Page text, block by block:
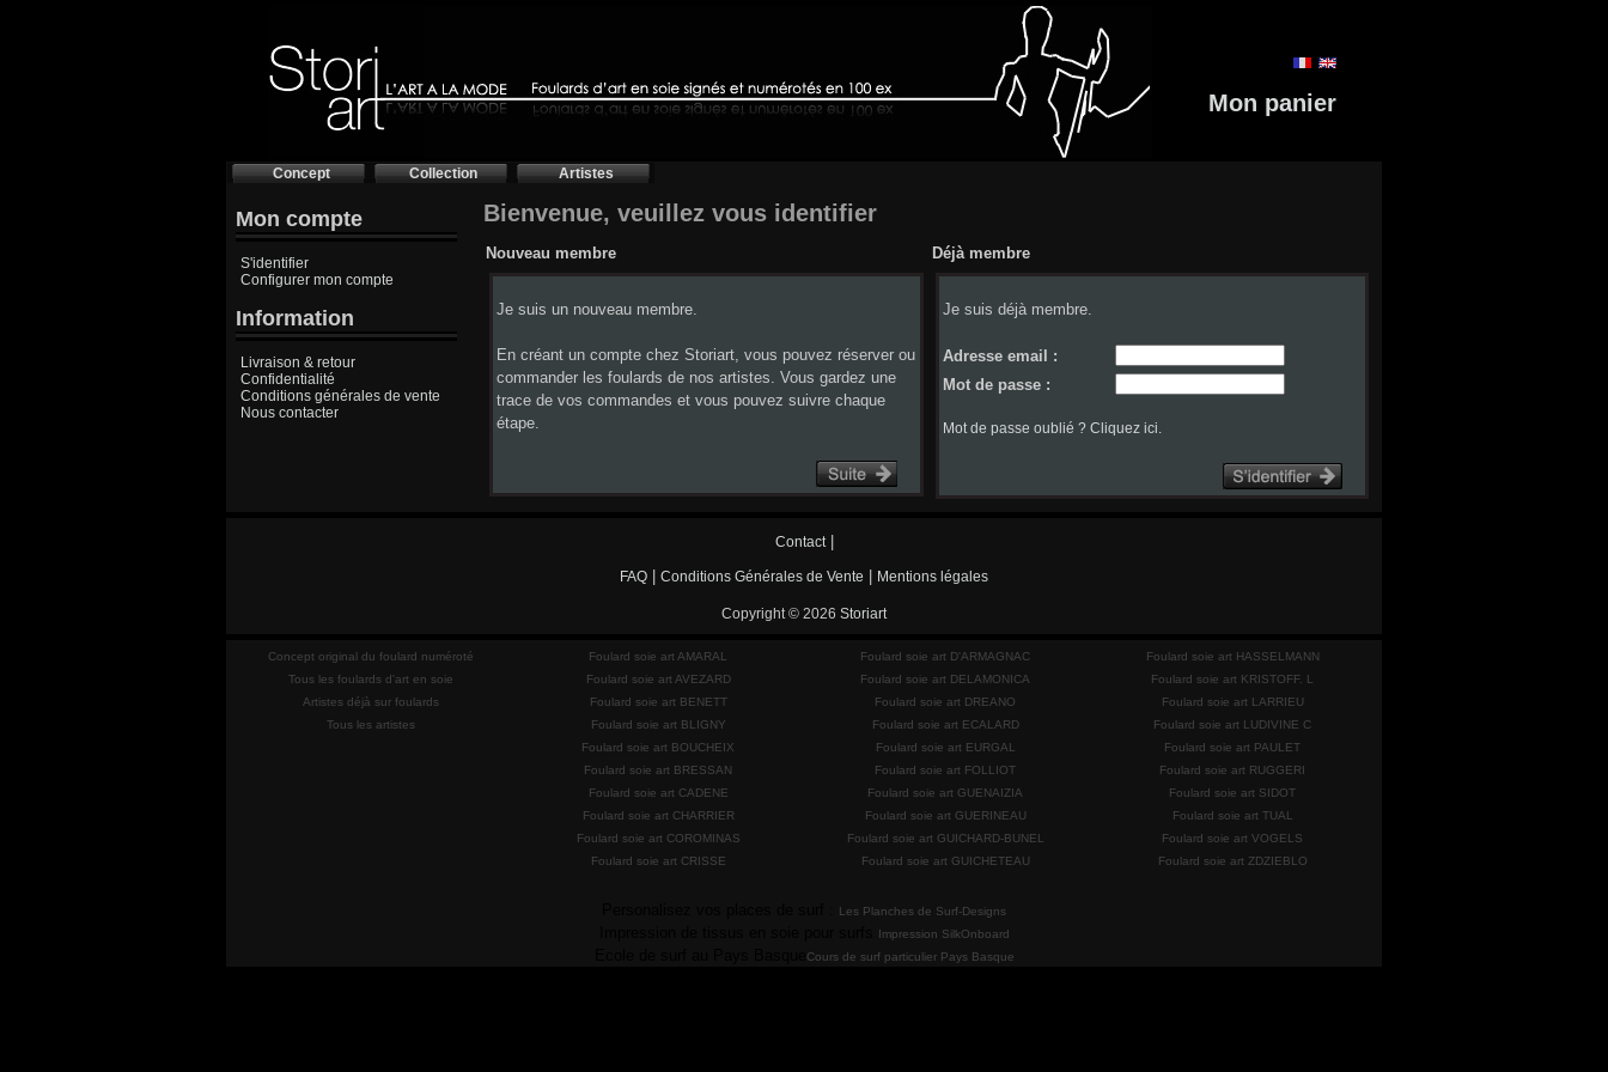
Mon panier
Concept Collection Artistes
Mon compte
S'identifier
Configurer mon compte
Information
Livraison & retour
Confidentialité
Conditions générales de vente
Nous contacter
Bienvenue, veuillez vous identifier
Nouveau membre Déjà membre
Je suis un nouveau membre.
En créant un compte chez Storiart, vous pouvez réserver ou
commander les foulards de nos artistes. Vous gardez une
trace de vos commandes et vous pouvez suivre chaque
étape.
Je suis déjà membre.
Adresse email :
Mot de passe :
Mot de passe oublié ? Cliquez ici.
Contact|
FAQ Conditions Générales de Vente Mentions légales
Copyright © 2026 Storiart
Concept original du foulard numéroté
Tous les foulards d'art en soie
Artistes déjà sur foulards
Tous les artistes
Foulard soie art AMARAL
Foulard soie art AVEZARD
Foulard soie art BENETT
Foulard soie art BLIGNY
Foulard soie art BOUCHEIX
Foulard soie art BRESSAN
Foulard soie art CADENE
Foulard soie art CHARRIER
Foulard soie art COROMINAS
Foulard soie art CRISSE
Foulard soie art D'ARMAGNAC
Foulard soie art DELAMONICA
Foulard soie art DREANO
Foulard soie art ECALARD
Foulard soie art EURGAL
Foulard soie art FOLLIOT
Foulard soie art GUENAIZIA
Foulard soie art GUERINEAU
Foulard soie art GUICHARD-BUNEL
Foulard soie art GUICHETEAU
Foulard soie art HASSELMANN
Foulard soie art KRISTOFF. L
Foulard soie art LARRIEU
Foulard soie art LUDIVINE C
Foulard soie art PAULET
Foulard soie art RUGGERI
Foulard soie art SIDOT
Foulard soie art TUAL
Foulard soie art VOGELS
Foulard soie art ZDZIEBLO
Les Planches de Surf-Designs
Impression SilkOnboard
Cours de surf particulier Pays Basque